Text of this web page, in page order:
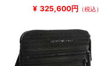
¥ 325,600円 （税込）